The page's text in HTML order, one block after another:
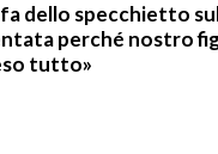
dello specchietto
perché nostro
tutto»